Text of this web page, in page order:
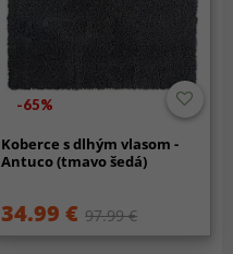
-65%
Koberce s dlhým vlasom -
Antuco (tmavo šedá)
34.99 € 97.99 €